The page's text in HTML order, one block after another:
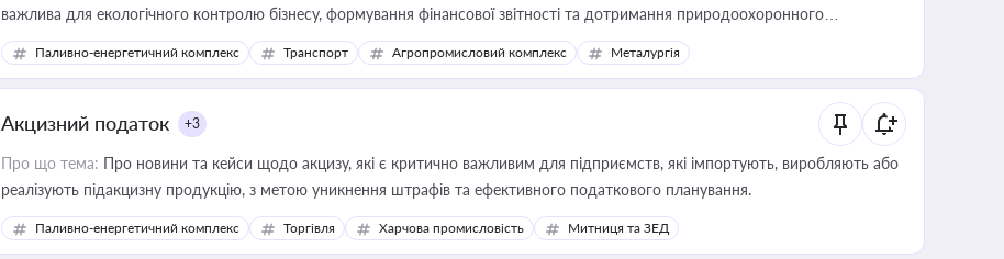
важлива для екологічного контролю бізнесу, формування фінансової звітності та дотримання природоохоронного
законодавства
Паливно-енергетичний комплекс Транспорт Агропромисловий комплекс Металургія
Акцизний податок +3
Про що тема: Про новини та кейси щодо акцизу, які є критично важливим для підприємств, які імпортують, виробляють або
реалізують підакцизну продукцію, з метою уникнення штрафів та ефективного податкового планування.
Паливно-енергетичний комплекс Торгівля Харчова промисловість Митниця та ЗЕД